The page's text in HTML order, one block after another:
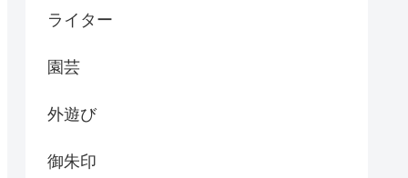
ライター
園芸
外遊び
御朱印